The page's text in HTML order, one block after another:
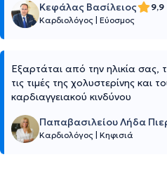
Κεφάλας Βασίλειος
9,9
Καρδιολόγος Εύοσμος
Εξαρτάται από την ηλικία σας,
τις τιμές της χολυστερίνης και
καρδιαγγειακού κινδύνου
Παπαβασιλείου Λήδα
Καρδιολόγος Κηφισιά